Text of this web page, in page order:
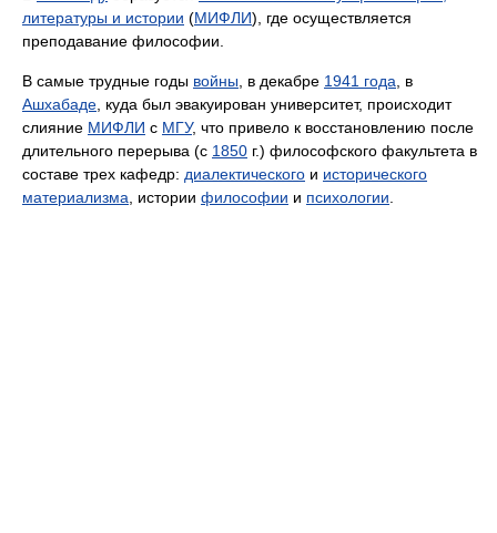
литературы и истории (МИФЛИ), где осуществляется
преподавание философии.
В самые трудные годы войны , в декабре 1941 года , в
Ашхабаде , куда был эвакуирован университет, происходит
слияние МИФЛИ с МГУ, что привело к восстановлению после
длительного перерыва (с 1850 г.) философского факультета в
составе трех кафедр: диалектического и исторического
материализма , истории философии и психологии